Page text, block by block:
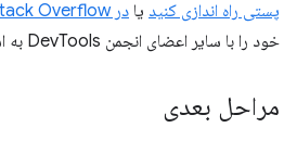
پستی راه اندازی کنید یا در Stack Overflow سؤالی بپرسید
خود را با سایر اعضای انجمن DevTools به اشتراک بگذارید.
مراحل بعدی